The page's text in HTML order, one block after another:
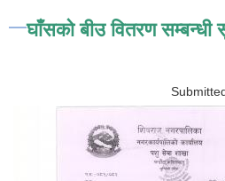
घाँसको बीउ वितरण सम्बन्धी